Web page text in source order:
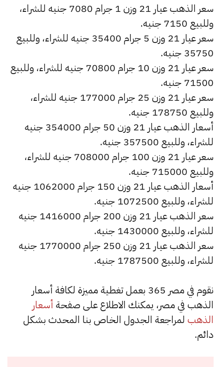
سعر الذهب عيار 21 وزن 1 جرام 7080 جنيه للشراء،
وللبيع 7150 جنيه.
سعر عيار 21 وزن 5 جرام 35400 جنيه للشراء، وللبيع
35750 جنيه.
سعر عيار 21 وزن 10 جرام 70800 جنيه للشراء، وللبيع
71500 جنيه.
سعر عيار 21 وزن 25 جرام 177000 جنيه للشراء،
وللبيع 178750 جنيه.
أسعار الذهب عيار 21 وزن 50 جرام 354000 جنيه
للشراء، وللبيع 357500 جنيه.
سعر عيار 21 وزن 100 جرام 708000 جنيه للشراء،
وللبيع 715000 جنيه.
أسعار الذهب عيار 21 وزن 150 جرام 1062000 جنيه
للشراء، وللبيع 1072500 جنيه.
سعر الذهب عيار 21 وزن 200 جرام 1416000 جنيه
للشراء، وللبيع 1430000 جنيه.
سعر الذهب عيار 21 وزن 250 جرام 1770000 جنيه
للشراء، وللبيع 1787500 جنيه.
نقوم في مصر 365 بعمل تغطية مميزة لكافة أسعار
الذهب في مصر، يمكنك الاطلاع على صفحة أسعار
الذهب لمراجعة الجدول الخاص بنا المحدث بشكل
دائم.